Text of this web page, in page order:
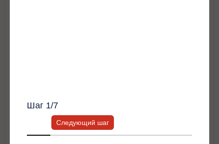
Шаг 1/7
Следующий шаг